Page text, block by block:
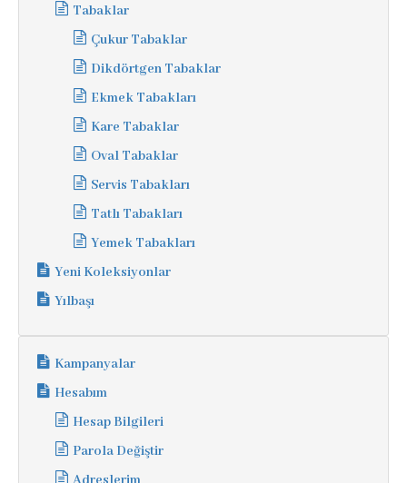
Tabaklar
Çukur Tabaklar
Dikdörtgen Tabaklar
Ekmek Tabakları
Kare Tabaklar
Oval Tabaklar
Servis Tabakları
Tatlı Tabakları
Yemek Tabakları
Yeni Koleksiyonlar
Yılbaşı
Kampanyalar
Hesabım
Hesap Bilgileri
Parola Değiştir